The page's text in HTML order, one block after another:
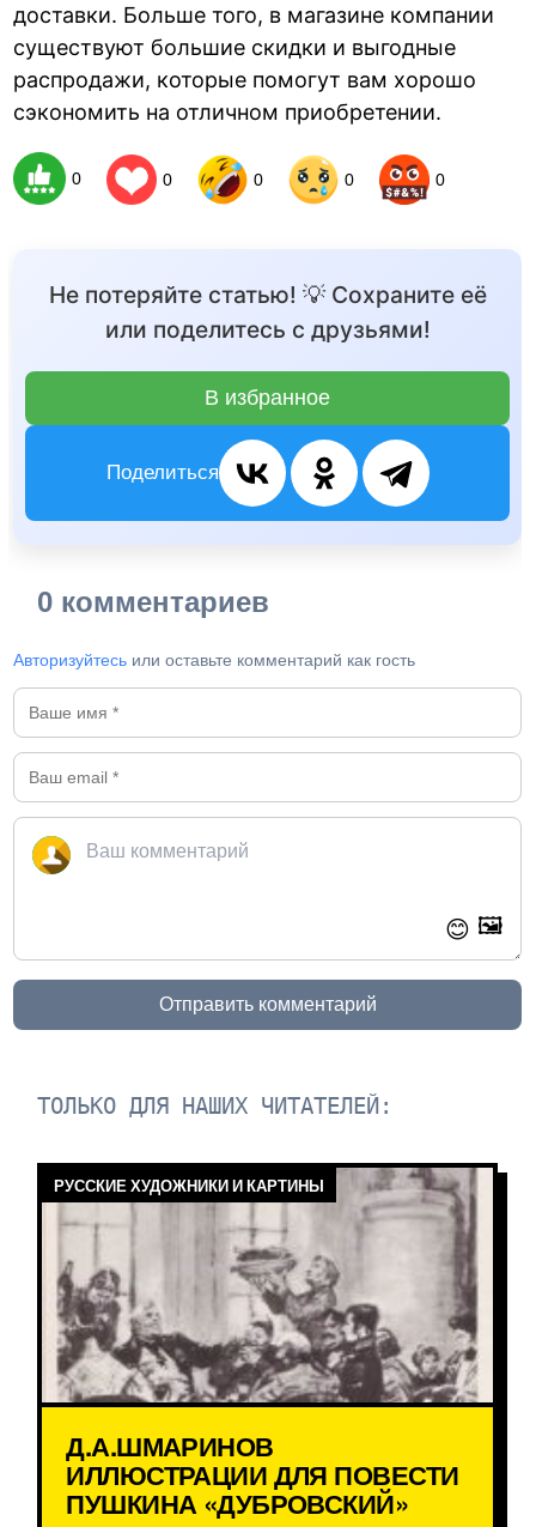
доставки. Больше того, в магазине компании
существуют большие скидки и выгодные
распродажи, которые помогут вам хорошо
сэкономить на отличном приобретении.
0 0 0 0 0
Не потеряйте статью! 💡 Сохраните её
или поделитесь с друзьями!
В избранное
Поделиться
0 комментариев
Авторизуйтесь или оставьте комментарий как гость
😊 🖼️
Отправить комментарий
ТОЛЬКО ДЛЯ НАШИХ ЧИТАТЕЛЕЙ:
РУССКИЕ ХУДОЖНИКИ И КАРТИНЫ
Д.А.ШМАРИНОВ
ИЛЛЮСТРАЦИИ ДЛЯ ПОВЕСТИ
ПУШКИНА «ДУБРОВСКИЙ»